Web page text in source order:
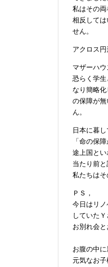
私はその両
相反して
せん。
アクロス
マザーハ
恐らく学
なり簡略
の保障が
ん。
日本に暮
「命の保障
途上国とい
当たり前
私たちは
ＰＳ，
今日はリ
していた
お別れ会
お腹の中
元気なお子